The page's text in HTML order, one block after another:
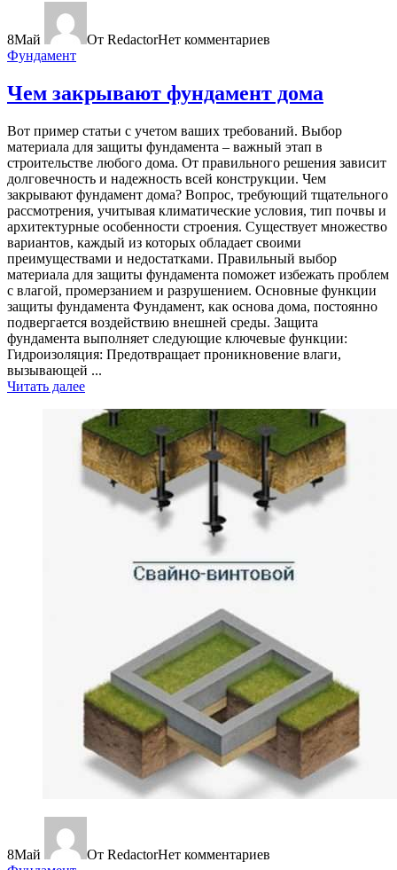
8Май От RedactorНет комментариев
Фундамент
Чем закрывают фундамент дома
Вот пример статьи с учетом ваших требований. Выбор
материала для защиты фундамента – важный этап в
строительстве любого дома. От правильного решения зависит
долговечность и надежность всей конструкции. Чем
закрывают фундамент дома? Вопрос, требующий тщательного
рассмотрения, учитывая климатические условия, тип почвы и
архитектурные особенности строения. Существует множество
вариантов, каждый из которых обладает своими
преимуществами и недостатками. Правильный выбор
материала для защиты фундамента поможет избежать проблем
с влагой, промерзанием и разрушением. Основные функции
защиты фундамента Фундамент, как основа дома, постоянно
подвергается воздействию внешней среды. Защита
фундамента выполняет следующие ключевые функции:
Гидроизоляция: Предотвращает проникновение влаги,
вызывающей ...
Читать далее
8Май От RedactorНет комментариев